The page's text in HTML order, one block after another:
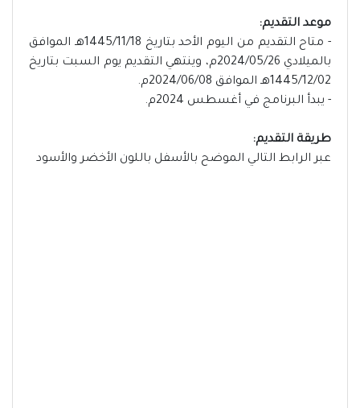
موعد التقديم:
- متاح التقديم من اليوم الأحد بتاريخ 1445/11/18هـ الموافق
بالميلادي 2024/05/26م، وينتهي التقديم يوم السبت بتاريخ
1445/12/02هـ الموافق 2024/06/08م.
- يبدأ البرنامج في أغسطس 2024م.
طريقة التقديم:
عبر الرابط التالي الموضح بالأسفل باللون الأخضر والأسود